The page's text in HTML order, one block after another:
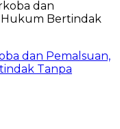
dan Pemalsuan,
Tanpa